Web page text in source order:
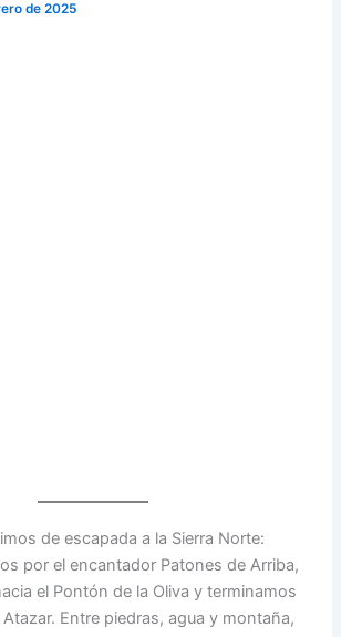
de 2025
de escapada a la Sierra Norte:
por el encantador Patones de Arriba,
el Pontón de la Oliva y terminamos
Entre piedras, agua y montaña,